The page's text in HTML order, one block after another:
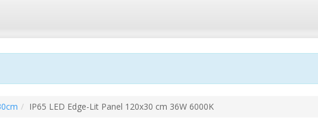
IP65 LED Edge-Lit Panel 120x30 cm 36W 6000K